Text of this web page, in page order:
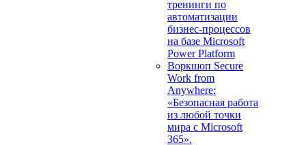
тренинги по
автоматизации
бизнес-процессов
на базе Microsoft
Power Platform
Воркшоп Secure
Work from
Anywhere:
«Безопасная работа
из любой точки
мира с Microsoft
365».